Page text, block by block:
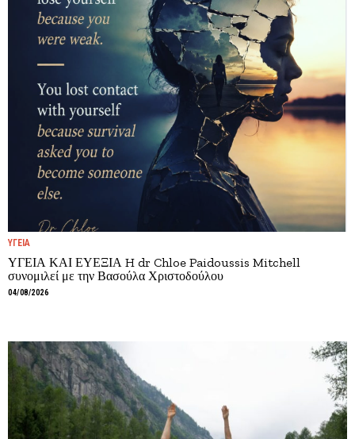
ΥΓΕΙΑ
ΥΓΕΙΑ ΚΑΙ ΕΥΕΞΙΑ H dr Chloe Paidoussis Mitchell
συνομιλεί με την Βασούλα Χριστοδούλου
04/08/2026